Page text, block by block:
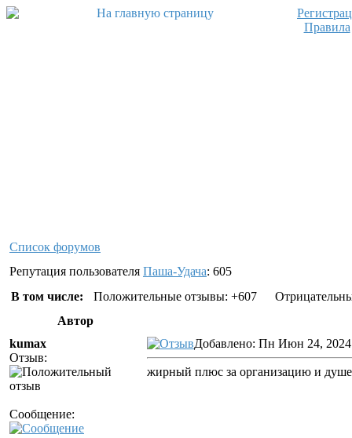
Правила
Список форумов
Репутация пользователя Паша-Удача: 605
В том числе:
Положительные отзывы: +607
Автор
kumax
Отзыв:
Сообщение:
Добавлено: Пн Июн 24, 2024
жирный плюс за организацию и